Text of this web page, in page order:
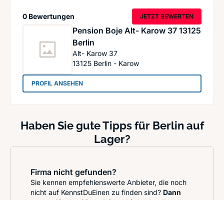
Pension Boje Alt- Karow 37 13125
Berlin
Alt- Karow 37
13125 Berlin - Karow
0 Bewertungen JETZT BEWERTEN
PROFIL ANSEHEN: Pension Boje Alt- Karow 37 13125 Berlin
Haben Sie gute Tipps für Berlin auf
Lager?
Firma nicht gefunden?
Sie kennen empfehlenswerte Anbieter, die noch
nicht auf KennstDuEinen zu finden sind? Dann